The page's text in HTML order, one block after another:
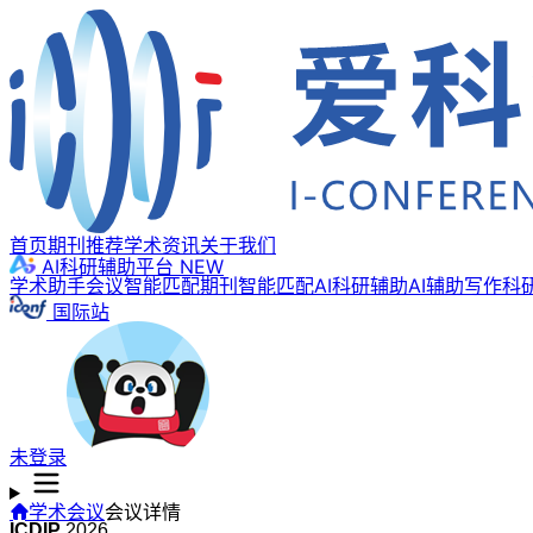
首页期刊推荐学术资讯关于我们
AI科研辅助平台 NEW
学术助手会议智能匹配期刊智能匹配AI科研辅助AI辅助写作科
国际站
未登录
学术会议会议详情